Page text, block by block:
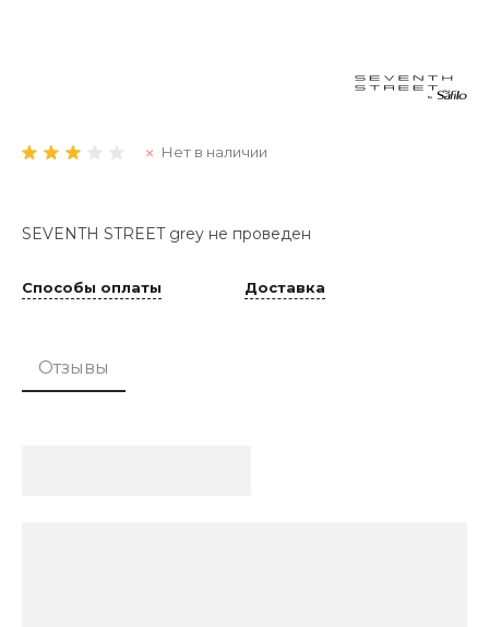
Нет в наличии
SEVENTH STREET grey не проведен
Способы оплаты Доставка
Отзывы